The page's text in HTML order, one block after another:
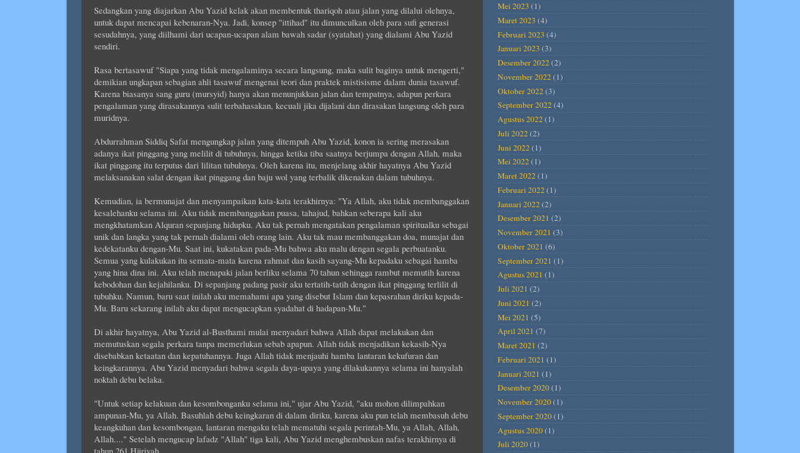
Sedangkan yang diajarkan Abu Yazid kelak akan membentuk thariqoh atau jalan yang dilalui olehnya,
untuk dapat mencapai kebenaran-Nya. Jadi, konsep "ittihad" itu dimunculkan oleh para sufi generasi
sesudahnya, yang diilhami dari ucapan-ucapan alam bawah sadar (syatahat) yang dialami Abu Yazid
sendiri.
Rasa bertasawuf "Siapa yang tidak mengalaminya secara langsung, maka sulit baginya untuk mengerti,"
demikian ungkapan sebagian ahli tasawuf mengenai teori dan praktek mistisisme dalam dunia tasawuf.
Karena biasanya sang guru (mursyid) hanya akan menunjukkan jalan dan tempatnya, adapun perkara
pengalaman yang dirasakannya sulit terbahasakan, kecuali jika dijalani dan dirasakan langsung oleh para
muridnya.
Abdurrahman Siddiq Safat mengungkap jalan yang ditempuh Abu Yazid, konon ia sering merasakan
adanya ikat pinggang yang melilit di tubuhnya, hingga ketika tiba saatnya berjumpa dengan Allah, maka
ikat pinggang itu terputus dari lilitan tubuhnya. Oleh karena itu, menjelang akhir hayatnya Abu Yazid
melaksanakan salat dengan ikat pinggang dan baju wol yang terbalik dikenakan dalam tubuhnya.
Kemudian, ia bermunajat dan menyampaikan kata-kata terakhirnya: "Ya Allah, aku tidak membanggakan
kesalehanku selama ini. Aku tidak membanggakan puasa, tahajud, bahkan seberapa kali aku
mengkhatamkan Alquran sepanjang hidupku. Aku tak pernah mengatakan pengalaman spiritualku sebagai
unik dan langka yang tak pernah dialami oleh orang lain. Aku tak mau membanggakan doa, munajat dan
kedekatanku dengan-Mu. Saat ini, kukatakan pada-Mu bahwa aku malu dengan segala perbuatanku.
Semua yang kulakukan itu semata-mata karena rahmat dan kasih sayang-Mu kepadaku sebagai hamba
yang hina dina ini. Aku telah menapaki jalan berliku selama 70 tahun sehingga rambut memutih karena
kebodohan dan kejahilanku. Di sepanjang padang pasir aku tertatih-tatih dengan ikat pinggang terlilit di
tubuhku. Namun, baru saat inilah aku memahami apa yang disebut Islam dan kepasrahan diriku kepada-
Mu. Baru sekarang inilah aku dapat mengucapkan syadahat di hadapan-Mu."
Di akhir hayatnya, Abu Yazid al-Busthami mulai menyadari bahwa Allah dapat melakukan dan
memutuskan segala perkara tanpa memerlukan sebab apapun. Allah tidak menjadikan kekasih-Nya
disebabkan ketaatan dan kepatuhannya. Juga Allah tidak menjauhi hamba lantaran kekufuran dan
keingkarannya. Abu Yazid menyadari bahwa segala daya-upaya yang dilakukannya selama ini hanyalah
noktah debu belaka.
"Untuk setiap kelakuan dan kesombonganku selama ini," ujar Abu Yazid, "aku mohon dilimpahkan
ampunan-Mu, ya Allah. Basuhlah debu keingkaran di dalam diriku, karena aku pun telah membasuh debu
keangkuhan dan kesombongan, lantaran mengaku telah mematuhi segala perintah-Mu, ya Allah, Allah,
Allah...." Setelah mengucap lafadz "Allah" tiga kali, Abu Yazid menghembuskan nafas terakhirnya di
tahun 261 Hijriyah.
Mei 2023 (1)
Maret 2023 (4)
Februari 2023 (4)
Januari 2023 (3)
Desember 2022(2)
November 2022(1)
Oktober 2022(3)
September 2022(4)
Agustus 2022(1)
Juli 2022(2)
Juni 2022(1)
Mei 2022(1)
Maret 2022(1)
Februari 2022(1)
Januari 2022(2)
Desember 2021 (2)
November 2021 (3)
Oktober 2021 (6)
September 2021 (1)
Agustus 2021 (1)
Juli 2021 (2)
Juni 2021 (2)
Mei 2021 (5)
April 2021 (7)
Maret 2021 (2)
Februari 2021 (1)
Januari 2021 (1)
Desember 2020(1)
November 2020(1)
September 2020(1)
Agustus 2020(1)
Juli 2020(1)